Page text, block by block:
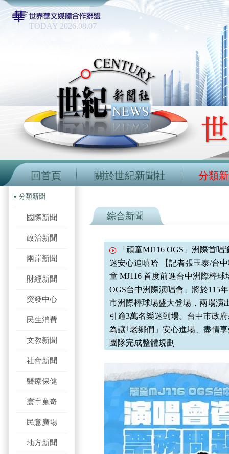
TODAY 2026.08.07
回首頁 關於世紀新聞社 分類
分類新聞
國際新聞
政治新聞
兩岸新聞
財經新聞
突發中心
民生消費
文教新聞
社會新聞
醫療保健
寰宇蒐奇
民意廣場
地方新聞
綜合新聞
「頑童MJ116 OGS」洲際首
迷安心追嘻哈 【記者張玉泰/台
童 MJ116 首度前進台中洲際棒球
OGS台中洲際演唱會」將於115
市洲際棒球場盛大登場，兩場演
引逾3萬名樂迷到場。台中市政
為讓｢老鄉們」安心進場、盡情
團隊完成整體規劃